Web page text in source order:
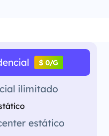
$ 0/G
ilimitado
estático